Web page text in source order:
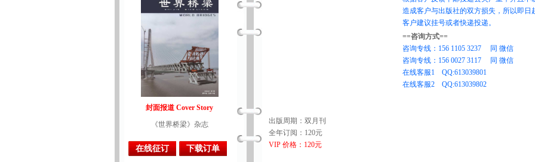
封面报道 Cover Story
《世界桥梁》杂志
在线征订 下载订单
出版周期：双月刊
全年订阅：120元
VIP 价格：120元